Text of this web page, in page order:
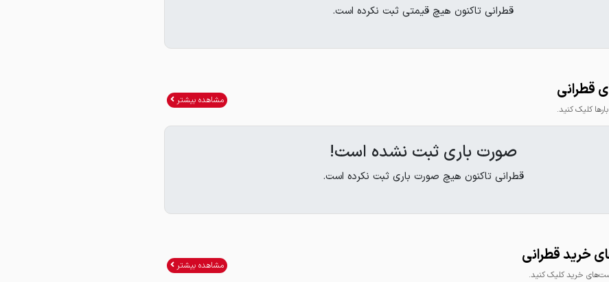
قطرانی تاکنون هیچ قیمتی ثبت نکرده است.
قطرانی
کلیک کنید.
مشاهده بیشتر
صورت باری ثبت نشده است!
قطرانی تاکنون هیچ صورت باری ثبت نکرده است.
خرید قطرانی
خرید کلیک کنید.
مشاهده بیشتر